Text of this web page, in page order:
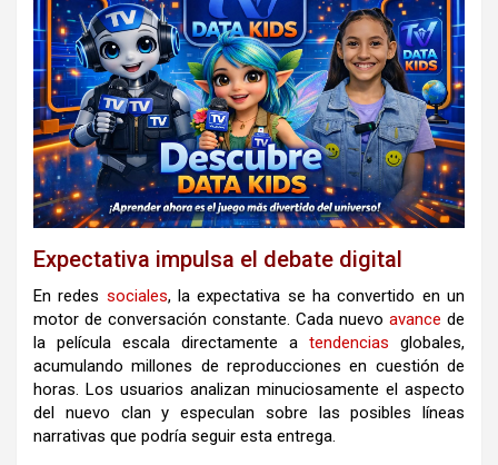
Expectativa impulsa el debate digital
En redes sociales, la expectativa se ha convertido en un
motor de conversación constante. Cada nuevo avance de
la película escala directamente a tendencias globales,
acumulando millones de reproducciones en cuestión de
horas. Los usuarios analizan minuciosamente el aspecto
del nuevo clan y especulan sobre las posibles líneas
narrativas que podría seguir esta entrega.